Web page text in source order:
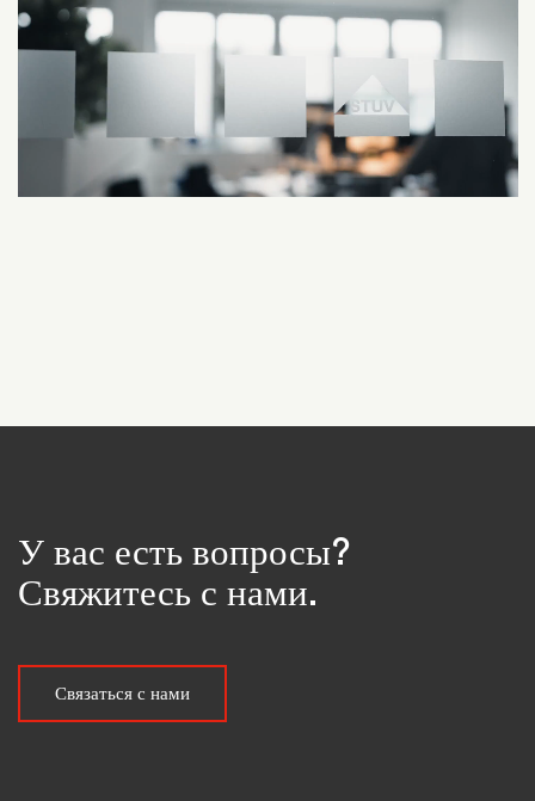
У вас есть вопросы?
Свяжитесь с нами.
Связаться с нами